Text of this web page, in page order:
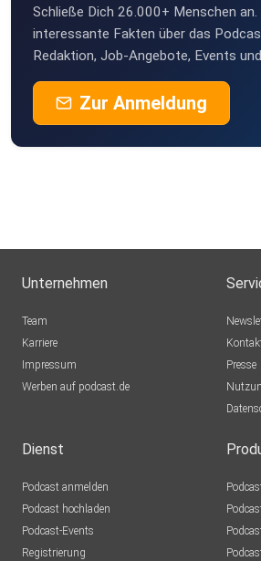
Schließe Dich 26.000+ Menschen an.
interessante Fakten über das
Redaktion, Job-Angebote, Events
Zur Anmeldung
Unternehmen
Team
Karriere
Impressum
Werben auf podcast.de
Presse
Dienst
Podcast anmelden
Podcast hochladen
Podcast-Events
Registrierung